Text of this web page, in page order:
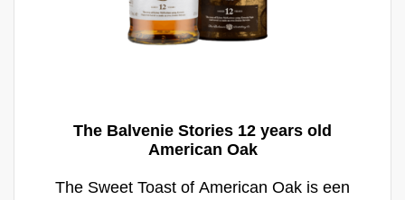
The Balvenie Stories 12 years old
American Oak
The Sweet Toast of American Oak is een